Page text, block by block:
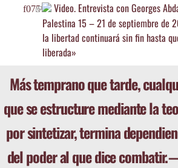
Video. Entre­vis­ta con Geor­ges
Pales­ti­na 15 – 21 de sep­tiem­bre de
la liber­tad con­ti­nua­rá sin fin has­ta
liberada»
Más tem­prano que tar­de,
que se estruc­tu­re median­te la
por sin­te­ti­zar, ter­mi­na
del poder al que dice com­ba­tir.